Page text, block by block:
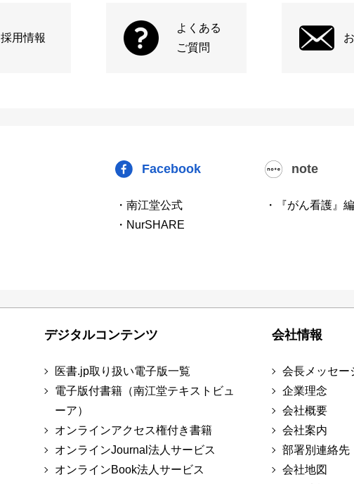
採用情報
よくある
ご質問
Facebook
・南江堂公式
・NurSHARE
note
・『がん看護』
デジタルコンテンツ
医書.jp取り扱い電子版一覧
電子版付書籍（南江堂テキストビュ
ーア）
オンラインアクセス権付き書籍
オンラインJournal法人サービス
オンラインBook法人サービス
会社情報
会長メッセー
企業理念
会社概要
会社案内
部署別連絡先
会社地図